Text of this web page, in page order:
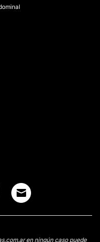
en ningún caso puede